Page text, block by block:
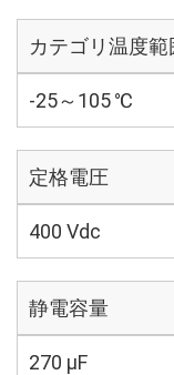
カテゴリ温度範
-25～105 ℃
定格電圧
400 Vdc
静電容量
270 µF